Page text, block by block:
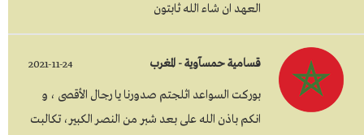
العهد ان شاء الله ثابتون
قسامية حمسآوية - المغرب 2021-11-24
بوركت السواعد اثلجتم صدورنا يا رجال الأقصى ، و
انكم باذن الله على بعد شبر من النصر الكبير، تكالبت